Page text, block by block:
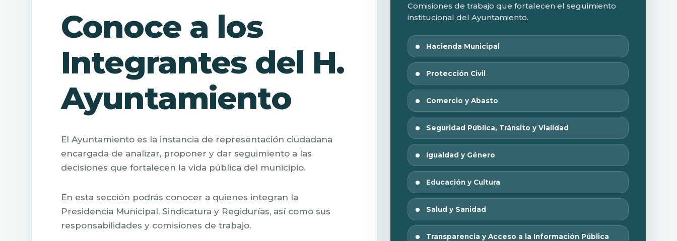
Conoce a los
Integrantes del H.
Ayuntamiento
El Ayuntamiento es la instancia de representación ciudadana
encargada de analizar, proponer y dar seguimiento a las
decisiones que fortalecen la vida pública del municipio.
En esta sección podrás conocer a quienes integran la
Presidencia Municipal, Sindicatura y Regidurías, así como sus
responsabilidades y comisiones de trabajo.
Comisiones de trabajo que fortalecen el seguimiento
institucional del Ayuntamiento.
Hacienda Municipal
Protección Civil
Comercio y Abasto
Seguridad Pública, Tránsito y Vialidad
Igualdad y Género
Educación y Cultura
Salud y Sanidad
Transparencia y Acceso a la Información Pública